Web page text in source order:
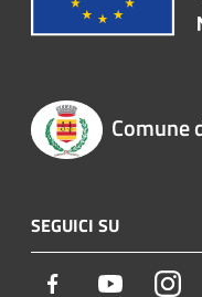
Comune
SEGUICI SU
Facebook Youtube